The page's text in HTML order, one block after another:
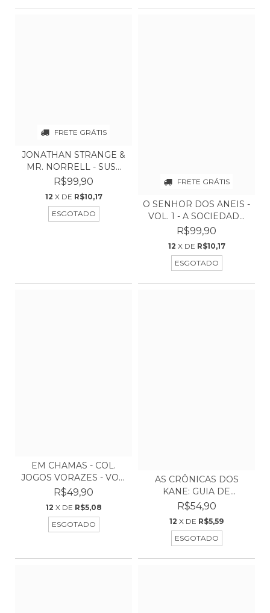
FRETE GRÁTIS
JONATHAN STRANGE &
MR. NORRELL - SUS...
R$99,90
12 X DE R$10,17
ESGOTADO
FRETE GRÁTIS
O SENHOR DOS ANEIS -
VOL. 1 - A SOCIEDAD...
R$99,90
12 X DE R$10,17
ESGOTADO
EM CHAMAS - COL.
JOGOS VORAZES - VOL.
2...
R$49,90
12 X DE R$5,08
ESGOTADO
AS CRÔNICAS DOS
KANE: GUIA DE
SOBREVIVÊN...
R$54,90
12 X DE R$5,59
ESGOTADO